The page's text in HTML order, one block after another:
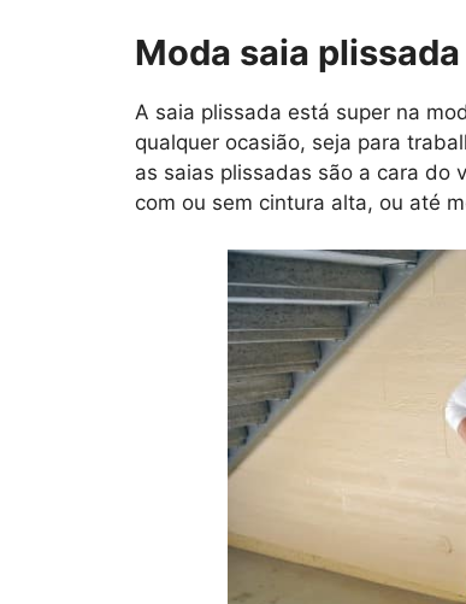
Moda saia
A saia plissada está super na
qualquer ocasião, seja para
as saias plissadas são a cara do
com ou sem cintura alta, ou até